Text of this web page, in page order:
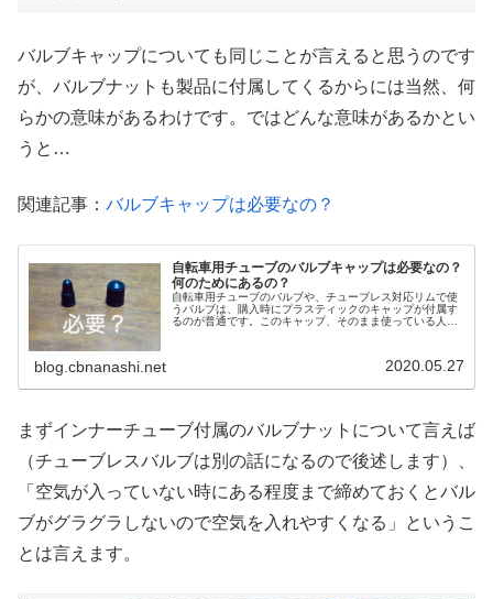
バルブキャップについても同じことが言えると思うのです
が、バルブナットも製品に付属してくるからには当然、何
らかの意味があるわけです。ではどんな意味があるかとい
うと…
関連記事： バルブキャップは必要なの？
自転車用チューブのバルブキャップは必要なの？
何のためにあるの？
自転車用チューブのバルブや、チューブレス対応リムで使
うバルブは、購入時にプラスティックのキャップが付属す
るのが普通です。このキャップ、そのまま使っている人も
blog.cbnanashi.net 2020.05.27
まずインナーチューブ付属のバルブナットについて言えば
（チューブレスバルブは別の話になるので後述します）、
「空気が入っていない時にある程度まで締めておくとバル
ブがグラグラしないので空気を入れやすくなる」というこ
とは言えます。